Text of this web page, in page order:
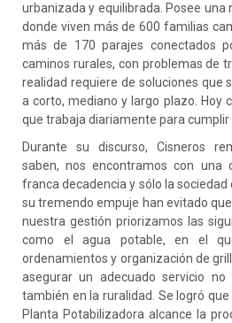
urbanizada y equilibrada. Posee una
donde viven más de 600 familias
más de 170 parajes conectados
caminos rurales, con problemas de
realidad requiere de soluciones que
a corto, mediano y largo plazo. Hoy
que trabaja diariamente para cumplir
Durante su discurso, Cisneros
saben, nos encontramos con una
franca decadencia y sólo la
su tremendo empuje han evitado
nuestra gestión priorizamos las
como el agua potable, en el
ordenamientos y organización de
asegurar un adecuado servicio
también en la ruralidad. Se logró
Planta Potabilizadora alcance la